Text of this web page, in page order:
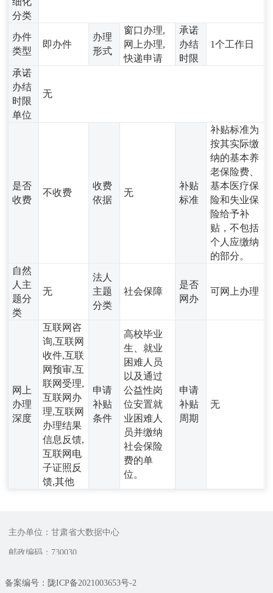
分类
办件
类型
即办件
办理
形式
窗口办理,
网上办理,
快递申请
承诺
办结
时限
1个工作日
承诺
办结
时限
单位
无
是否
收费
不收费
收费
依据
无
补贴
标准
补贴标准为
按其实际缴
纳的基本养
老保险费、
基本医疗保
险和失业保
险给予补
贴，不包括
个人应缴纳
的部分。
自然
人主
题分
类
无
法人
主题
分类
社会保障
是否
网办
可网上办理
网上
办理
深度
互联网咨
询,互联网
收件,互联
网预审,互
联网受理,
互联网办
理,互联网
办理结果
信息反馈,
互联网电
子证照反
馈,其他
申请
补贴
条件
高校毕业
生、就业
困难人员
以及通过
公益性岗
位安置就
业困难人
员并缴纳
社会保险
费的单
位。
申请
补贴
周期
无
主办单位：甘肃省大数据中心
邮政编码：730030
备案编号：陇ICP备2021003653号-2